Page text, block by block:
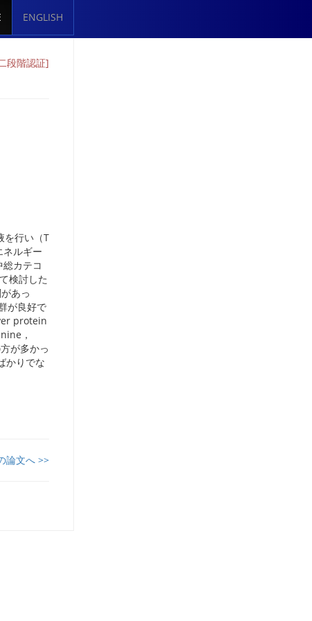
ENGLISH
段階認証]
を行い（T
ルギー
カテコ
検討した
あっ
が良好で
protein
，
が多かっ
かりでな
論文へ >>